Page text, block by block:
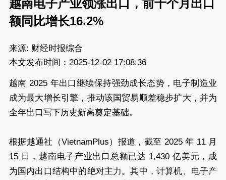
越南电子产业领涨出口，前十个月出口
额同比增长16.2%
来源: 财经时报综合
本文发布时间：2025-12-02 17:08:36
越南 2025 年出口继续保持强劲成长态势，电子制造业
成为最大增长引擎，推动该国贸易顺差稳步扩大，并为
全年出口写下历史新高奠定基础。
根据越通社（VietnamPlus）报道，截至 2025 年 11 月
15 日，越南电子产业出口总额已达 1,430 亿美元，成
为国内出口结构中的绝对主力。其中，计算机、电子产